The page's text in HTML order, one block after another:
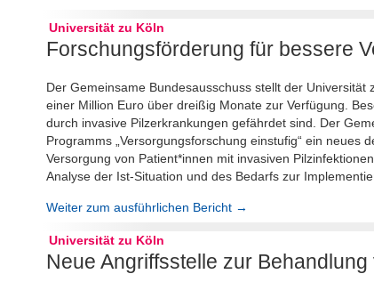
Universität zu Köln
Forschungsförderung für bessere
Der Gemeinsame Bundesausschuss stellt der
einer Million Euro über dreißig Monate zur Verfügung.
durch invasive Pilzerkrankungen gefährdet sind. Der
Programms „Versorgungsforschung einstufig“ ein neues
Versorgung von Patient*innen mit invasiven
Analyse der Ist-Situation und des Bedarfs zur
Weiter zum ausführlichen Bericht →
Universität zu Köln
Neue Angriffsstelle zur